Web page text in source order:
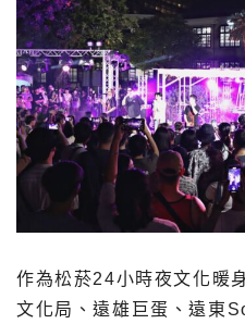
作為松菸24小時夜文化暖
文化局、遠雄巨蛋、遠東